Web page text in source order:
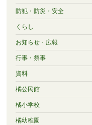
防犯・防災・安全
くらし
お知らせ・広報
行事・祭事
資料
橘公民館
橘小学校
橘幼稚園